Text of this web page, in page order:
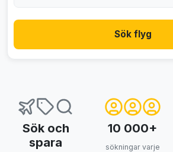
Sök flyg
Sök och
spara
10 000+
sökningar varje